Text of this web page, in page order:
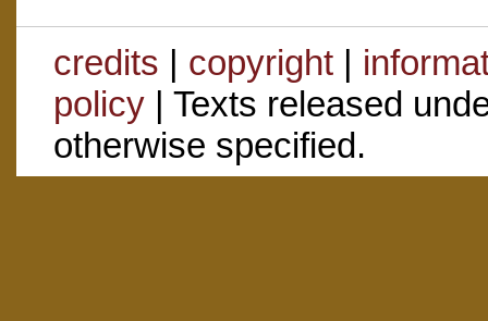
credits | copyright|
policy| Texts released
otherwise specified.